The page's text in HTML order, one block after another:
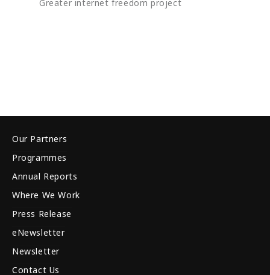
Greater internet freedom project
Our Partners
Programmes
Annual Reports
Where We Work
Press Release
eNewsletter
Newsletter
Contact Us